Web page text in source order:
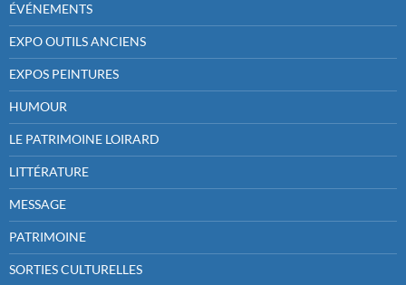
ÉVÉNEMENTS
EXPO OUTILS ANCIENS
EXPOS PEINTURES
HUMOUR
LE PATRIMOINE LOIRARD
LITTÉRATURE
MESSAGE
PATRIMOINE
SORTIES CULTURELLES